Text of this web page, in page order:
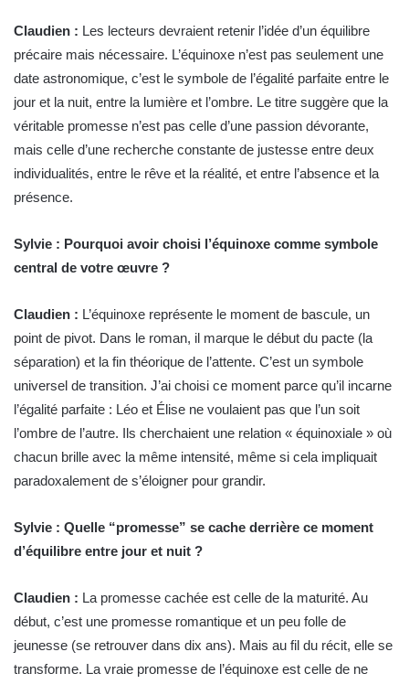
Claudien : Les lecteurs devraient retenir l’idée d’un équilibre
précaire mais nécessaire. L’équinoxe n’est pas seulement une
date astronomique, c’est le symbole de l’égalité parfaite entre le
jour et la nuit, entre la lumière et l’ombre. Le titre suggère que la
véritable promesse n’est pas celle d’une passion dévorante,
mais celle d’une recherche constante de justesse entre deux
individualités, entre le rêve et la réalité, et entre l’absence et la
présence.
Sylvie : Pourquoi avoir choisi l’équinoxe comme symbole
central de votre œuvre ?
Claudien : L’équinoxe représente le moment de bascule, un
point de pivot. Dans le roman, il marque le début du pacte (la
séparation) et la fin théorique de l’attente. C’est un symbole
universel de transition. J’ai choisi ce moment parce qu’il incarne
l’égalité parfaite : Léo et Élise ne voulaient pas que l’un soit
l’ombre de l’autre. Ils cherchaient une relation « équinoxiale » où
chacun brille avec la même intensité, même si cela impliquait
paradoxalement de s’éloigner pour grandir.
Sylvie : Quelle “promesse” se cache derrière ce moment
d’équilibre entre jour et nuit ?
Claudien : La promesse cachée est celle de la maturité. Au
début, c’est une promesse romantique et un peu folle de
jeunesse (se retrouver dans dix ans). Mais au fil du récit, elle se
transforme. La vraie promesse de l’équinoxe est celle de ne